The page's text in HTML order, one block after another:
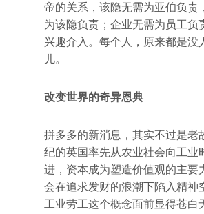
帝的关系，该隐无需为亚伯负责
为该隐负责；企业无需为员工负
兴趣介入。每个人，原来都是没
儿。
改变世界的奇异恩典
拼多多的新消息，其实不过是老
纪的英国率先从农业社会向工业
进，资本成为塑造价值观的主要
会在追求发财的浪潮下陷入精神
工业劳工这个概念面前显得苍白